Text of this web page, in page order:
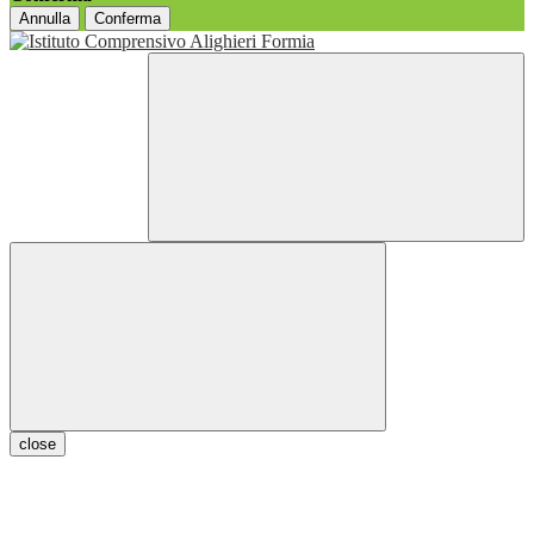
Annulla Conferma
close